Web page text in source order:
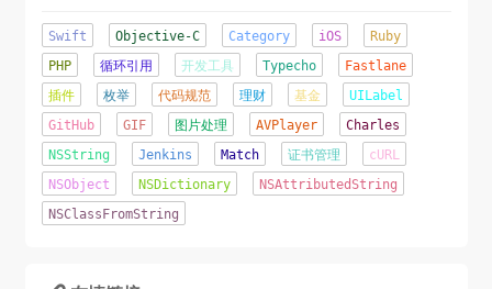
Swift Objective-C Category iOS
Ruby
PHP
循环引用 开发工具 Typecho
Fastlane
插件
枚举 代码规范 理财 基金
UILabel
GitHub
GIF 图片处理 AVPlayer
Charles
NSString
Jenkins Match 证书管理
cURL
NSObject
NSDictionary
NSAttributedString
NSClassFromString